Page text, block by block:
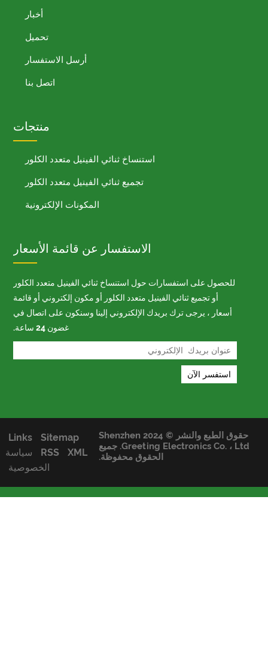
أرسل الاستفسار
منتجات
استنساخ ثنائي الفينيل متعدد الكلور
تجميع ثنائي الفينيل متعدد الكلور
المكونات الإلكترونية
الاستفسار عن قائمة الأسعار
للحصول على استفسارات حول استنساخ ثنائي الفينيل متعدد الكلور
أو تجميع ثنائي الفينيل متعدد الكلور أو مكون إلكتروني أو قائمة
أسعار ، يرجى ترك بريدك الإلكتروني إلينا وسنكون على اتصال في
حقوق الطبع والنشر © 2024 Shenzhen
Greeting Electronics Co. ، Ltd. جميع
الحقوق محفوظة.
Links
Sitemap
RSS
XML
سياسة
الخصوصية